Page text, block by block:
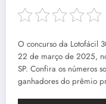
O concurso da Lotofácil
22 de março de 2025,
SP. Confira os números
ganhadores do prêmio